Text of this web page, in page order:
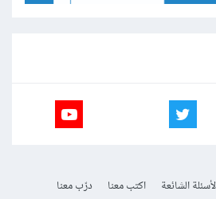
الشائعة اكتب معنا
درّب معنا